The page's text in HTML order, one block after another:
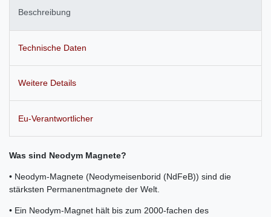
Beschreibung
Technische Daten
Weitere Details
Eu-Verantwortlicher
Was sind Neodym Magnete?
• Neodym-Magnete (Neodymeisenborid (NdFeB)) sind die
stärksten Permanentmagnete der Welt.
• Ein Neodym-Magnet hält bis zum 2000-fachen des